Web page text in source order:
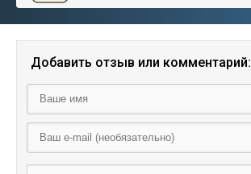
Добавить отзыв или комментарий: